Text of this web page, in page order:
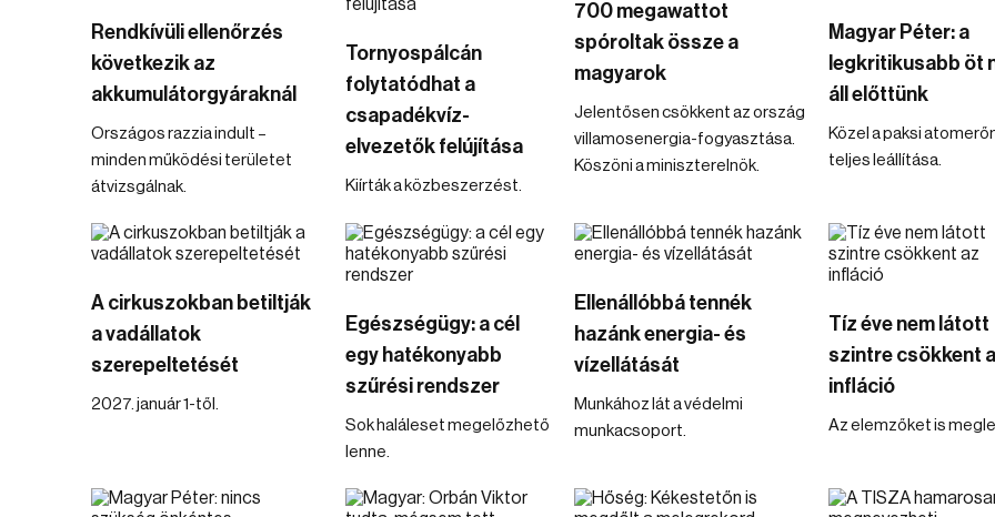
Rendkívüli ellenőrzés
következik az
akkumulátorgyáraknál
Országos razzia indult –
minden működési területet
átvizsgálnak.
Tornyospálcán
folytatódhat a
csapadékvíz-
elvezetők felújítása
Kiírták a közbeszerzést.
700 megawattot
spóroltak össze a
magyarok
Jelentősen csökkent az ország
villamosenergia-fogyasztása.
Köszöni a miniszterelnök.
Magyar Péter: a
legkritikusabb öt
áll előttünk
Közel a paksi
teljes leállítása.
A cirkuszokban betiltják
a vadállatok
szerepeltetését
2027. január 1-től.
Egészségügy: a cél
egy hatékonyabb
szűrési rendszer
Sok haláleset megelőzhető
lenne.
Ellenállóbbá tennék
hazánk energia- és
vízellátását
Munkához lát a védelmi
munkacsoport.
Tíz éve nem látott
szintre csökkent
infláció
Az elemzőket is